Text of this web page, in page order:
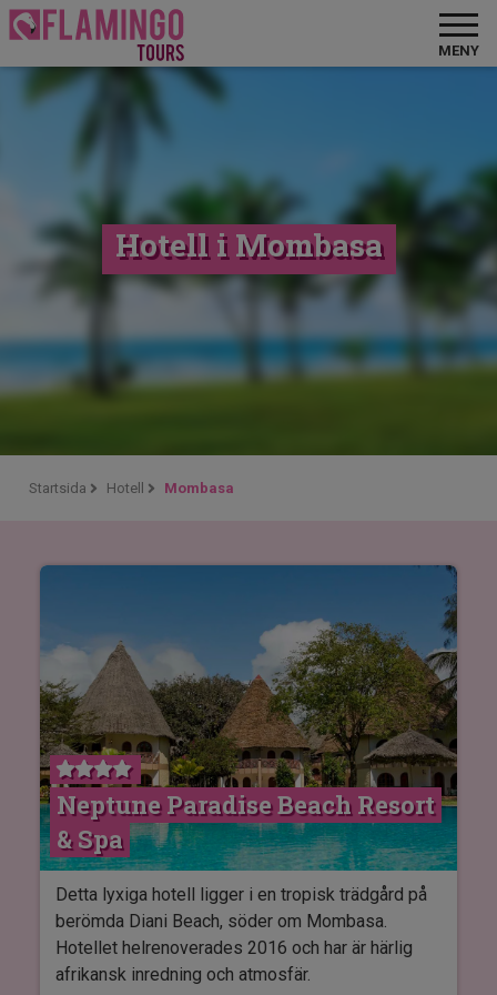
MENY
Hotell i Mombasa
Startsida Hotell Mombasa
Neptune Paradise Beach Resort
& Spa
Detta lyxiga hotell ligger i en tropisk trädgård på
berömda Diani Beach, söder om Mombasa.
Hotellet helrenoverades 2016 och har är härlig
afrikansk inredning och atmosfär.